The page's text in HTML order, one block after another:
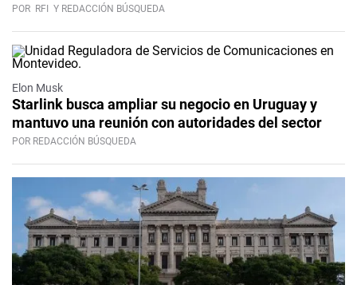
POR RFI Y REDACCIÓN BÚSQUEDA
Elon Musk
Starlink busca ampliar su negocio en Uruguay y
mantuvo una reunión con autoridades del sector
POR REDACCIÓN BÚSQUEDA